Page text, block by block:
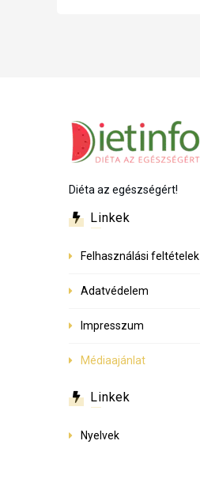
Diéta az egészségért!
Linkek
Felhasználási feltételek
Adatvédelem
Impresszum
Médiaajánlat
Linkek
Nyelvek